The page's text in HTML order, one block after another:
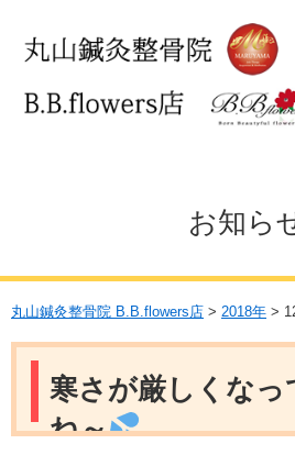
お知ら
丸山鍼灸整骨院 B.B.flowers店 > 2018年 >
寒さが厳しくなっ
ね～